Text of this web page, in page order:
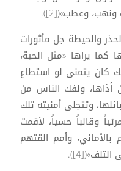
وعطب»([2]).
والحيطة جل مأثورات
كما يراها «مثل الحية،
سمها»([3])، لذلك كان يتمنى لو استطاع
أذاها، ولفك الناس من
وتتجلى أمنيته تلك
وقالباً حسياً، لأقمت
وأمم القتهم